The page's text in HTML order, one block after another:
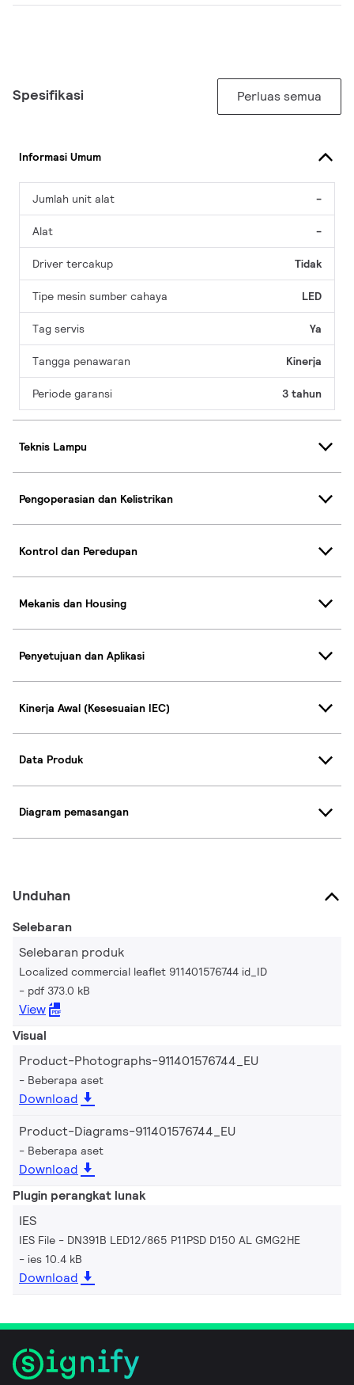
Spesifikasi Perluas semua
Informasi Umum
Jumlah unit alat -
Alat -
Driver tercakup Tidak
Tipe mesin sumber cahaya LED
Tag servis Ya
Tangga penawaran Kinerja
Periode garansi 3 tahun
Teknis Lampu
Pengoperasian dan Kelistrikan
Kontrol dan Peredupan
Mekanis dan Housing
Penyetujuan dan Aplikasi
Kinerja Awal (Kesesuaian IEC)
Data Produk
Diagram pemasangan
Unduhan
Selebaran
Selebaran produk
Localized commercial leaflet 911401576744 id_ID
pdf 373.0 kB
View
Visual
Product-Photographs-911401576744_EU
Beberapa aset
Download
Product-Diagrams-911401576744_EU
Beberapa aset
Download
Plugin perangkat lunak
IES
IES File - DN391B LED12/865 P11PSD D150 AL GMG2HE
ies 10.4 kB
Download